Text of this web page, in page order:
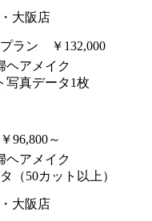
大阪店
ラン ￥132,000
ヘアメイク
写真データ1枚
96,800～
ヘアメイク
（50カット以上）
大阪店